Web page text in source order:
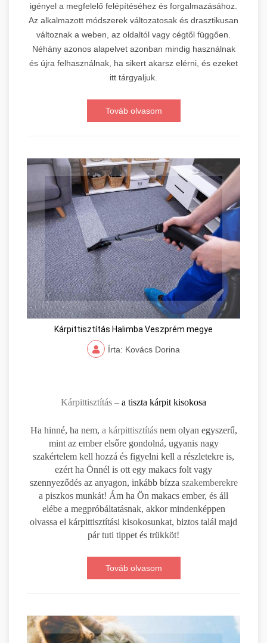
igényel a megfelelő felépítéséhez és forgalmazásához.
Az alkalmazott módszerek változatosak és drasztikusan
változnak a weben, az oldaltól vagy cégtől függően.
Néhány azonos alapelvet azonban mindig használnak
és újra felhasználnak, ha sikert akarsz elérni, és ezeket
itt tárgyaljuk.
Továb olvasom
Kárpittisztítás Halimba Veszprém megye
Írta: Kovács Dorina
Kárpittisztítás – a tiszta kárpit kisokosa
Ha hinné, ha nem, a kárpittisztításnem olyan egyszerű,
mint az ember elsőre gondolná, ugyanis nagy
szakértelem kell hozzá és figyelni kell a részletekre is,
ezért ha Önnél is ott egy makacs folt vagy
szennyeződés az anyagon, inkább bízza szakemberekre
a piszkos munkát! Ám ha Ön makacs ember, és áll
elébe a megpróbáltatásnak, akkor mindenképpen
olvassa el kárpittisztítási kisokosunkat, biztos talál majd
pár tuti tippet és trükköt!
Továb olvasom